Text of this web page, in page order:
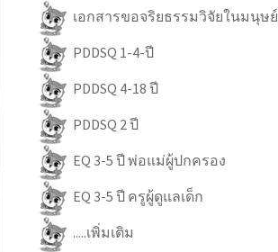
เอกสารขอจริยธรรมวิจัยในมนุษย์
PDDSQ 1-4-ปี
PDDSQ 4-18 ปี
PDDSQ 2 ปี
EQ 3-5 ปี พ่อแม่ผู้ปกครอง
EQ 3-5 ปี ครูผู้ดูแลเด็ก
.....เพิ่มเติม